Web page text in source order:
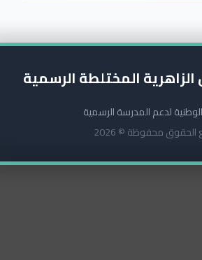
المختلطة الرسمية
لدعم المدرسة الرسمية
محفوظة © 2026